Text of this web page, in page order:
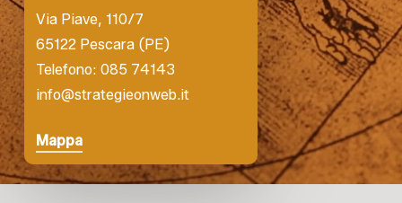
Via Piave, 110/7
65122 Pescara (PE)
Telefono: 085 74143
info@strategieonweb.it
Mappa